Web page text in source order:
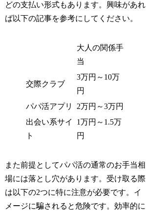
どの支払い形式もあります。興味があれ
ば以下の記事を参考にしてください。
大人の関係手
当
交際クラブ
3万円～10万
円
パパ活アプリ
2万円～3万円
出会い系サイ
ト
1万円～1.5万
円
また前提としてパパ活の通常のお手当相
場には落とし穴があります。受け取る際
は以下の2つに特に注意が必要です。イ
メージに騙されると危険です。効率的に